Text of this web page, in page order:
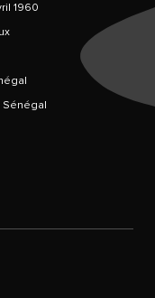
1960
Sénégal